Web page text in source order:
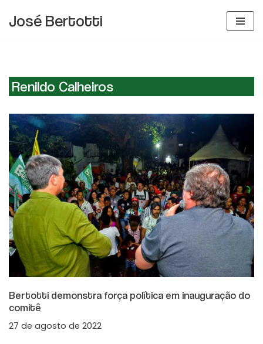
conteúdo
José Bertotti
Renildo Calheiros
Bertotti demonstra força política em inauguração do
comitê
27 de agosto de 2022